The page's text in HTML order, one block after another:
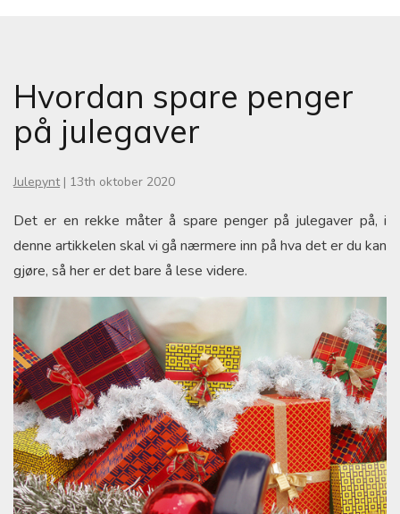
Hvordan spare penger
på julegaver
Julepynt | 13th oktober 2020
Det er en rekke måter å spare penger på julegaver på, i
denne artikkelen skal vi gå nærmere inn på hva det er du kan
gjøre, så her er det bare å lese videre.